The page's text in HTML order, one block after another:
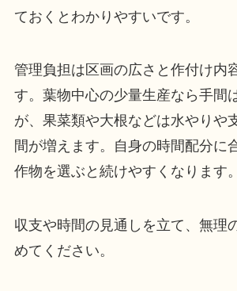
ておくとわかりやすいです。
管理負担は区画の広さと作付け内
す。葉物中心の少量生産なら手間
が、果菜類や大根などは水やりや
間が増えます。自身の時間配分に
作物を選ぶと続けやすくなります。
収支や時間の見通しを立て、無理
めてください。